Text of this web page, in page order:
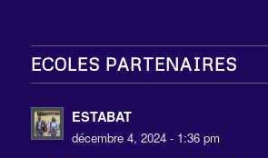
ECOLES PARTENAIRES
ESTABAT
décembre 4, 2024 - 1:36 pm